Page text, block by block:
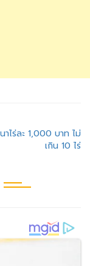
าไร่ละ 1,000 บาท ไม่
เกิน 10 ไร่